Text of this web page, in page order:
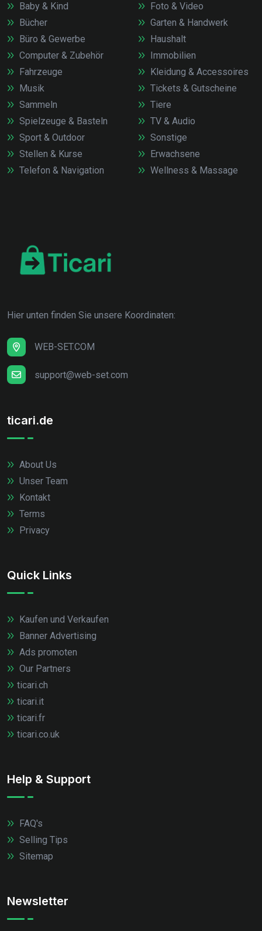
Baby & Kind
Bücher
Büro & Gewerbe
Computer & Zubehör
Fahrzeuge
Foto & Video
Garten & Handwerk
Haushalt
Immobilien
Kleidung & Accessoires
Musik
Sammeln
Spielzeuge & Basteln
Sport & Outdoor
Stellen & Kurse
Telefon & Navigation
Tickets & Gutscheine
Tiere
TV & Audio
Sonstige
Erwachsene
Wellness & Massage
Hier unten finden Sie unsere Koordinaten:
WEB-SET.COM
support@web-set.com
ticari.de
About Us
Unser Team
Kontakt
Terms
Privacy
Quick Links
Kaufen und Verkaufen
Banner Advertising
Ads promoten
Our Partners
ticari.ch
ticari.it
ticari.fr
ticari.co.uk
Help & Support
FAQ's
Selling Tips
Sitemap
Newsletter